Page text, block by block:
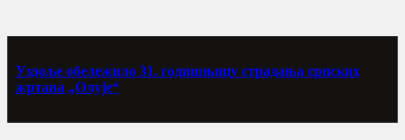
Уздоље обележило 31. годишњицу страдања српских
жртава „Олује“